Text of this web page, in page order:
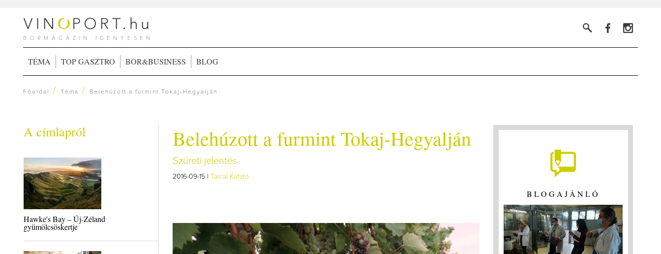
BORMAGAZIN IGÉNYESEN
TÉMA TOP GASZTRO BOR&BUSINESS BLOG
Főoldal /Téma / Belehúzott a furmint Tokaj-Hegyalján
A címlapról
Hawke's Bay – Új-Zéland
gyümölcsöskertje
Belehúzott a furmint Tokaj-Hegyalján
Szüreti jelentés
2016-09-15 | Tarcal Kutató
BLOGAJÁNLÓ